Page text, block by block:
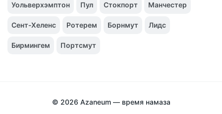
Уольверхэмптон Пул Стокпорт Манчестер
Сент-Хеленс Ротерем Борнмут Лидс
Бирмингем Портсмут
© 2026 Azaneum — время намаза